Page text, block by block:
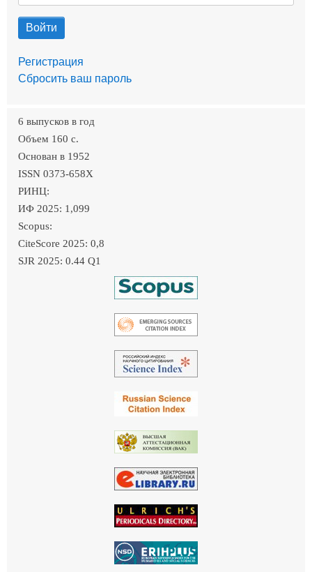
Регистрация
Сбросить ваш пароль
6 выпусков в год
Объем 160 c.
Основан в 1952
ISSN 0373-658X
РИНЦ:
ИФ 2025: 1,099
Scopus:
CiteScore 2025: 0,8
SJR 2025: 0.44 Q1